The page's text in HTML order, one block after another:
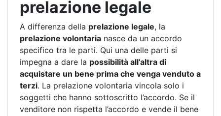
prelazione legale
A differenza della prelazione legale, la
prelazione volontaria nasce da un accordo
specifico tra le parti. Qui una delle parti si
impegna a dare la possibilità all’altra di
acquistare un bene prima che venga venduto a
terzi. La prelazione volontaria vincola solo i
soggetti che hanno sottoscritto l’accordo. Se il
venditore non rispetta l’accordo e vende il bene